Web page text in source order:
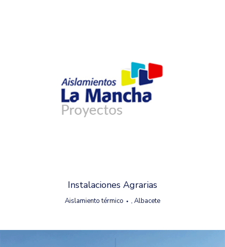
Instalaciones Agrarias
Aislamiento térmico , Albacete